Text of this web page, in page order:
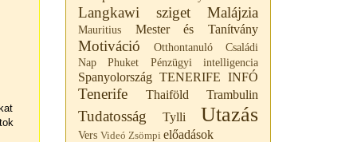
Langkawi sziget Malájzia
Mauritius Mester és Tanítvány
Motiváció
Otthontanuló Családi
Nap
Phuket Pénzügyi intelligencia
Spanyolország TENERIFE INFÓ
Tenerife Thaiföld Trambulin
Tudatosság Tylli Utazás
Vers Videó Zsömpi előadások